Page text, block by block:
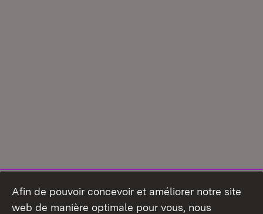
Afin de pouvoir concevoir et améliorer notre site
web de manière optimale pour vous, nous